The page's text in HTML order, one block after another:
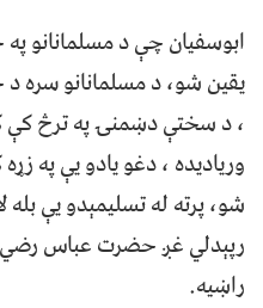
ابوسفيان چې د مسلمانانو
يقين شو، د مسلمانانو سره
، د سختې دښمنۍ په ترڅ کې
ورياديده ، دغو يادو يې په
شو، پرته له تسليمېدو يې بله
رپېدلي غږ حضرت عباس رضي
راښيه.